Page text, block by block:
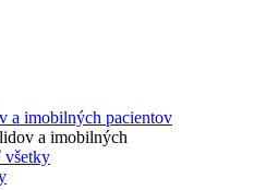
a imobilných pacientov
a imobilných
všetky